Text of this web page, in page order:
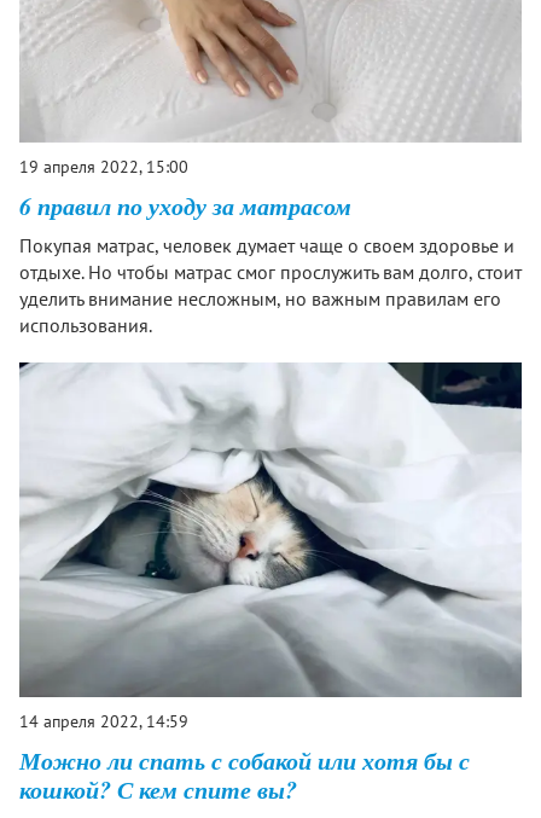
19 апреля 2022, 15:00
6 правил по уходу за матрасом
Покупая матрас, человек думает чаще о своем здоровье и
отдыхе. Но чтобы матрас смог прослужить вам долго, стоит
уделить внимание несложным, но важным правилам его
использования.
14 апреля 2022, 14:59
Можно ли спать с собакой или хотя бы с
кошкой? С кем спите вы?